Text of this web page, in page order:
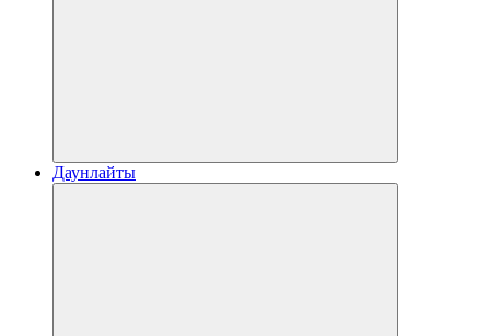
Даунлайты